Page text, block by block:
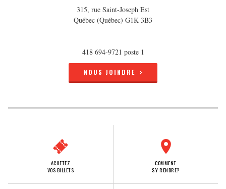
315, rue Saint-Joseph Est
Québec (Québec) G1K 3B3
418 694-9721 poste 1
NOUS JOINDRE
ACHETEZ
VOS BILLETS
COMMENT
S'Y RENDRE?